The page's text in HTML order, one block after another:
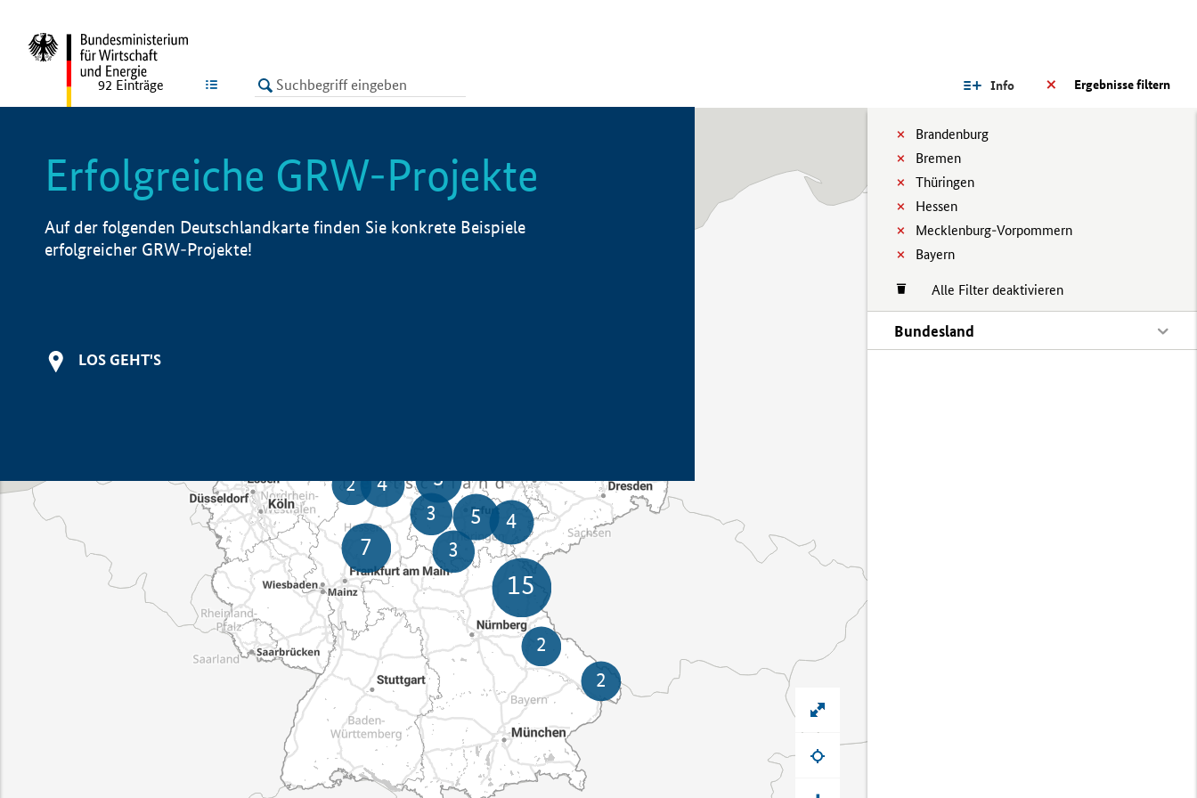
LISTE Ergebnisse filtern
Info
Brandenburg
Bremen
Thüringen
Hessen
Mecklenburg-Vorpommern
Bayern
Alle Filter deaktivieren
Bundesland
92 Einträge
Erfolgreiche GRW-Projekte
Auf der folgenden Deutschlandkarte finden Sie konkrete Beispiele
erfolgreicher GRW-Projekte!
LOS GEHT'S